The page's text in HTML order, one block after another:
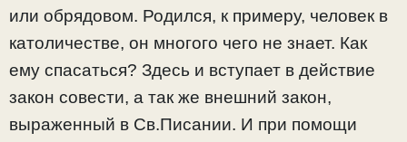
или обрядовом. Родился, к примеру, человек в
католичестве, он многого чего не знает. Как
ему спасаться? Здесь и вступает в действие
закон совести, а так же внешний закон,
выраженный в Св.Писании. И при помощи